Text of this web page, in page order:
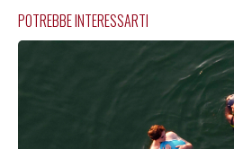
POTREBBE INTERESSARTI